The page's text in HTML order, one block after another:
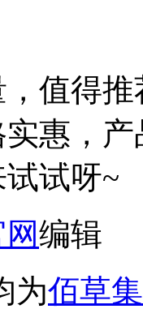
值得
惠，
试呀~
编辑
为佰草集